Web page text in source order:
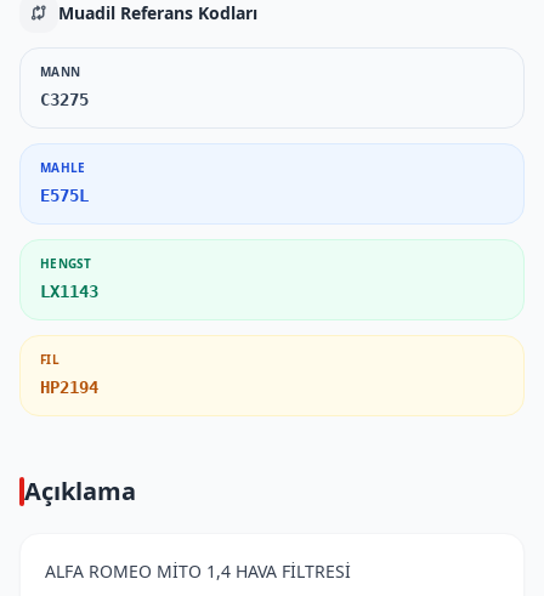
Muadil Referans Kodları
MANN
C3275
MAHLE
E575L
HENGST
LX1143
FIL
HP2194
Açıklama
ALFA ROMEO MİTO 1,4 HAVA FİLTRESİ